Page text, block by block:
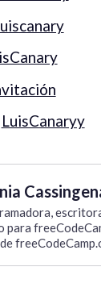
LuisCanaryy
para